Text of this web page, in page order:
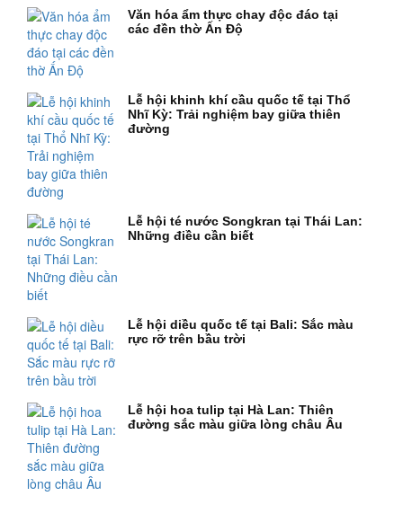
Văn hóa ẩm thực chay độc đáo tại
các đền thờ Ấn Độ
Lễ hội khinh khí cầu quốc tế tại Thổ
Nhĩ Kỳ: Trải nghiệm bay giữa thiên
đường
Lễ hội té nước Songkran tại Thái Lan:
Những điều cần biết
Lễ hội diều quốc tế tại Bali: Sắc màu
rực rỡ trên bầu trời
Lễ hội hoa tulip tại Hà Lan: Thiên
đường sắc màu giữa lòng châu Âu